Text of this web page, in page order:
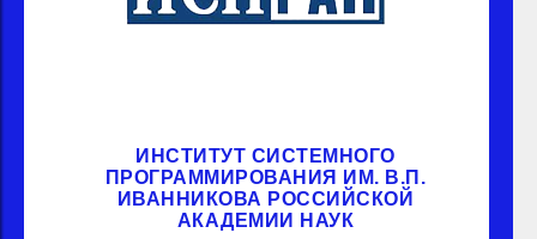
ИНСТИТУТ СИСТЕМНОГО
ПРОГРАММИРОВАНИЯ ИМ. В.П.
ИВАННИКОВА РОССИЙСКОЙ
АКАДЕМИИ НАУК